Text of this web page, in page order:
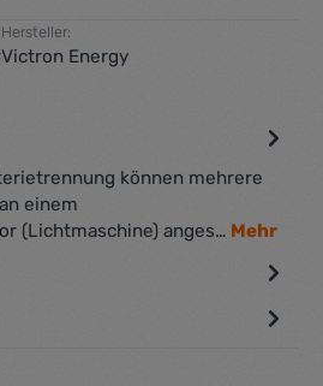
Hersteller:
Victron Energy
können mehrere
einem
(Lichtmaschine) anges… Mehr